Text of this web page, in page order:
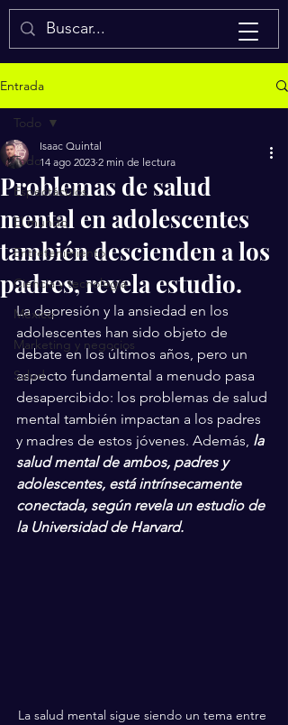
Isaac Quintal
Entrada
Todo
Espectáculos
El mundo
Entretenimiento
Ciencia y tecnología
México
Marketing y negocios
Salud
Todo
Problemas de salud
mental en adolescentes
también descienden a los
padres, revela estudio.
Isaac Quintal
14 ago 2023 2 min de lectura
La depresión y la ansiedad en los
adolescentes han sido objeto de
debate en los últimos años, pero un
aspecto fundamental a menudo pasa
desapercibido: los problemas de salud
mental también impactan a los padres
y madres de estos jóvenes. Además, la
salud mental de ambos, padres y
adolescentes, está intrínsecamente
conectada, según revela un estudio de
la Universidad de Harvard.
La salud mental sigue siendo un tema entre